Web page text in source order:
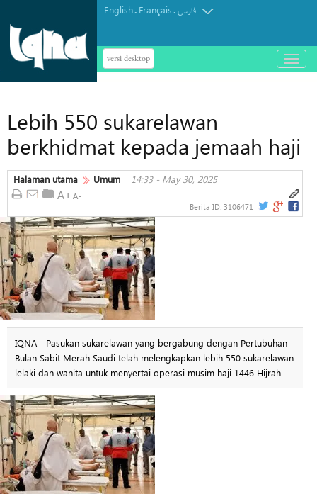
English. Français.فارسی
versi desktop
باز
و
Lebih 550 sukarelawan
berkhidmat kepada jemaah haji
Halaman utama Umum 14:33 - May 30, 2025
Berita ID: 3106471
IQNA - Pasukan sukarelawan yang bergabung dengan Pertubuhan
Bulan Sabit Merah Saudi telah melengkapkan lebih 550 sukarelawan
lelaki dan wanita untuk menyertai operasi musim haji 1446 Hijrah.